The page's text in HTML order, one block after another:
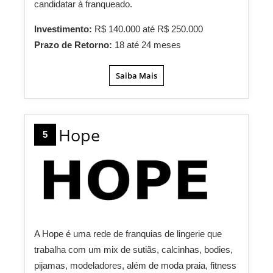
candidatar à franqueado.
Investimento: R$ 140.000 até R$ 250.000
Prazo de Retorno: 18 até 24 meses
Saiba Mais
5 Hope
A Hope é uma rede de franquias de lingerie que
trabalha com um mix de sutiãs, calcinhas, bodies,
pijamas, modeladores, além de moda praia, fitness